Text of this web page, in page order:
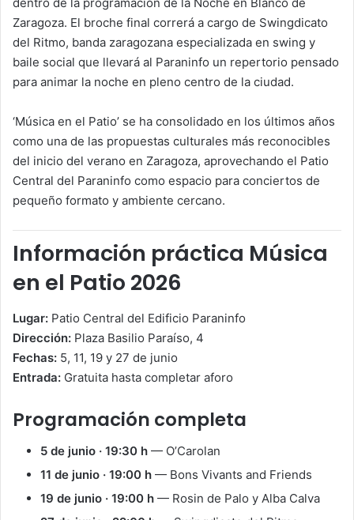
Zaragoza. El broche final correrá a cargo de Swingdicato
del Ritmo, banda zaragozana especializada en swing y
baile social que llevará al Paraninfo un repertorio pensado
para animar la noche en pleno centro de la ciudad.
‘Música en el Patio’ se ha consolidado en los últimos años
como una de las propuestas culturales más reconocibles
del inicio del verano en Zaragoza, aprovechando el Patio
Central del Paraninfo como espacio para conciertos de
pequeño formato y ambiente cercano.
Información práctica Música
en el Patio 2026
Lugar: Patio Central del Edificio Paraninfo
Dirección: Plaza Basilio Paraíso, 4
Fechas: 5, 11, 19 y 27 de junio
Entrada: Gratuita hasta completar aforo
Programación completa
5 de junio · 19:30 h — O’Carolan
11 de junio · 19:00 h — Bons Vivants and Friends
19 de junio · 19:00 h — Rosin de Palo y Alba Calva